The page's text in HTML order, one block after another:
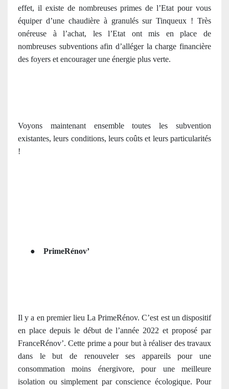
effet, il existe de nombreuses primes de l’Etat pour vous
équiper d’une chaudière à granulés sur Tinqueux ! Très
onéreuse à l’achat, les l’Etat ont mis en place de
nombreuses subventions afin d’alléger la charge financière
des foyers et encourager une énergie plus verte.
Voyons maintenant ensemble toutes les subvention
existantes, leurs conditions, leurs coûts et leurs particularités
!
● PrimeRénov’
Il y a en premier lieu La PrimeRénov. C’est est un dispositif
en place depuis le début de l’année 2022 et proposé par
FranceRénov’. Cette prime a pour but à réaliser des travaux
dans le but de renouveler ses appareils pour une
consommation moins énergivore, pour une meilleure
isolation ou simplement par conscience écologique. Pour